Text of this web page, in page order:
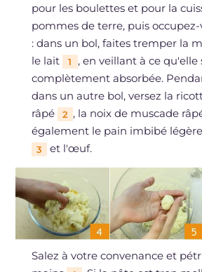
pour les boulettes et pour la
pommes de terre, puis
: dans un bol, faites tremper la
le lait
1
, en veillant à ce qu'elle
complètement absorbée.
dans un autre bol, versez la
râpé
2 , la noix de muscade
également le pain imbibé
3 et l'œuf.
Salez à votre convenance et